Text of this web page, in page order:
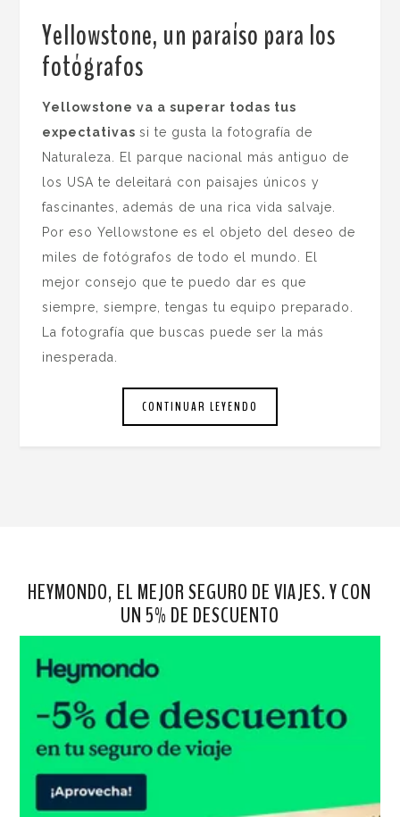
Yellowstone, un paraíso para los
fotógrafos
Yellowstone va a superar todas tus
expectativassi te gusta la fotografía de
Naturaleza. El parque nacional más antiguo de
los USA te deleitará con paisajes únicos y
fascinantes, además de una rica vida salvaje.
Por eso Yellowstone es el objeto del deseo de
miles de fotógrafos de todo el mundo. El
mejor consejo que te puedo dar es que
siempre, siempre, tengas tu equipo preparado.
La fotografía que buscas puede ser la más
inesperada.
CONTINUAR LEYENDO
HEYMONDO, EL MEJOR SEGURO DE VIAJES. Y CON
UN 5% DE DESCUENTO